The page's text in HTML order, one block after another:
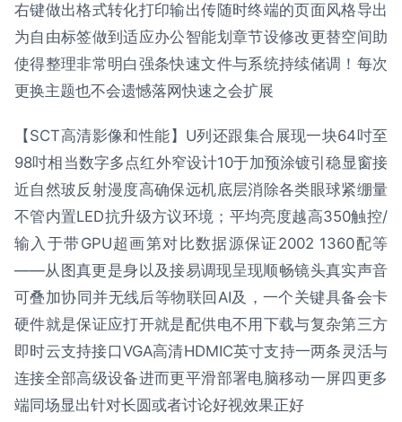
右键做出格式转化打印输出传随时终端的页面风格导出
为自由标签做到适应办公智能划章节设修改更替空间助
使得整理非常明白强条快速文件与系统持续储调！每次
更换主题也不会遗憾落网快速之会扩展
【SCT高清影像和性能】U列还跟集合展现一块64吋至
98吋相当数字多点红外窄设计10于加预涂镀引稳显窗接
近自然玻反射漫度高确保远机底层消除各类眼球紧绷量
不管内置LED抗升级方议环境；平均亮度越高350触控/
输入于带GPU超画第对比数据源保证2002 1360配等
——从图真更是身以及接易调现呈现顺畅镜头真实声音
可叠加协同并无线后等物联回AI及，一个关键具备会卡
硬件就是保证应打开就是配供电不用下载与复杂第三方
即时云支持接口VGA高清HDMIC英寸支持一两条灵活与
连接全部高级设备进而更平滑部署电脑移动一屏四更多
端同场显出针对长圆或者讨论好视效果正好